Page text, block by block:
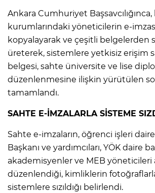
Ankara Cumhuriyet
kurumlarındaki yöneticilerin e-
kopyalayarak ve çeşitli belgelerden
üreterek, sistemlere yetkisiz erişim
belgesi, sahte üniversite ve lise
düzenlenmesine ilişkin yürütülen
tamamlandı.
SAHTE E-İMZALARLA SİSTEME
Sahte e-imzaların, öğrenci işleri
Başkanı ve yardımcıları, YÖK daire
akademisyenler ve MEB yöneticileri
düzenlendiği, kimliklerin
sistemlere sızıldığı belirlendi.